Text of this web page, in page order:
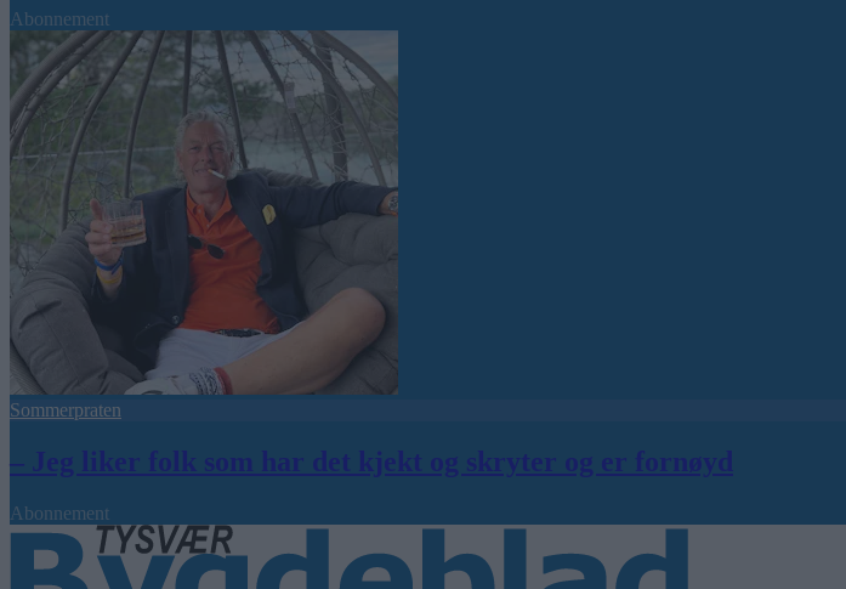
Abonnement
Sommerpraten
– Jeg liker folk som har det kjekt og skryter og er fornøyd
Abonnement